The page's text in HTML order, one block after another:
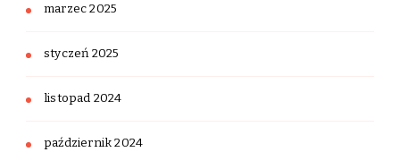
marzec 2025
styczeń 2025
listopad 2024
październik 2024